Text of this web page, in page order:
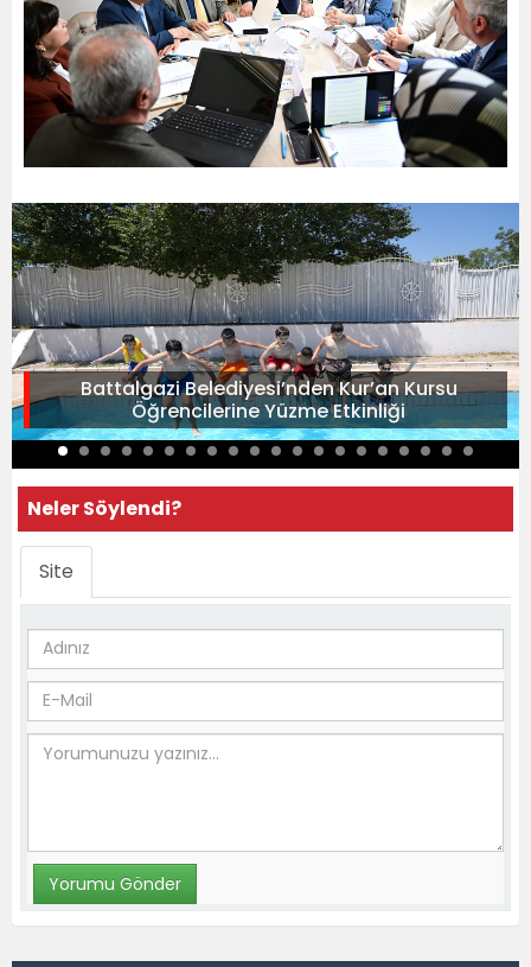
Battalgazi Belediyesi’nden Kur’an Kursu
Öğrencilerine Yüzme Etkinliği
Neler Söylendi?
Site